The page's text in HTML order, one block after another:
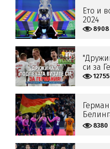
Ето и
2024
8908
си за
12755
8380